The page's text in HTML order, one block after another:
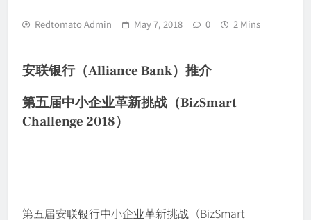
Redtomato Admin May 7, 2018 0 2 Mins
安联银行（Alliance Bank）推介
第五届中小企业革新挑战（BizSmart
Challenge 2018）
第五届安联银行中小企业革新挑战（BizSmart